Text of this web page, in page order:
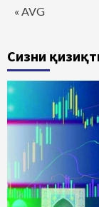
« AVG
Сизни